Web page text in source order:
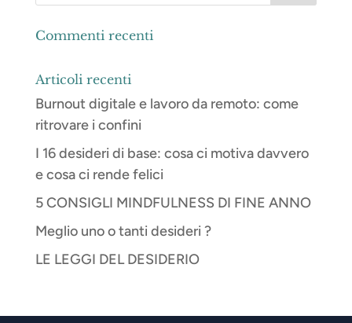
Commenti recenti
Articoli recenti
Burnout digitale e lavoro da remoto: come
ritrovare i confini
I 16 desideri di base: cosa ci motiva davvero
e cosa ci rende felici
5 CONSIGLI MINDFULNESS DI FINE ANNO
Meglio uno o tanti desideri ?
LE LEGGI DEL DESIDERIO